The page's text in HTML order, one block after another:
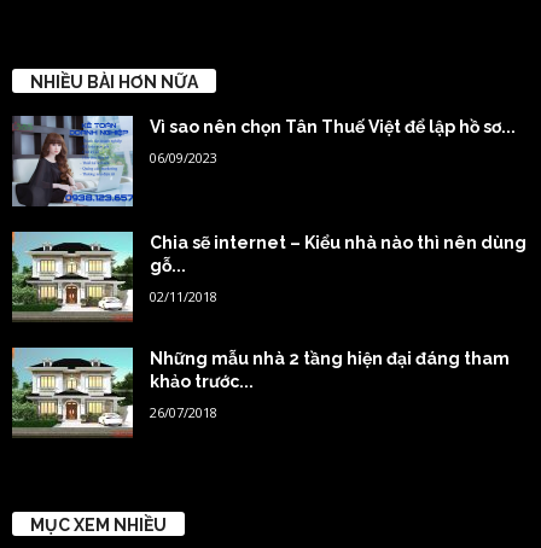
NHIỀU BÀI HƠN NỮA
Vì sao nên chọn Tân Thuế Việt để lập hồ sơ...
06/09/2023
Chia sẽ internet – Kiểu nhà nào thì nên dùng
gỗ...
02/11/2018
Những mẫu nhà 2 tầng hiện đại đáng tham
khảo trước...
26/07/2018
MỤC XEM NHIỀU